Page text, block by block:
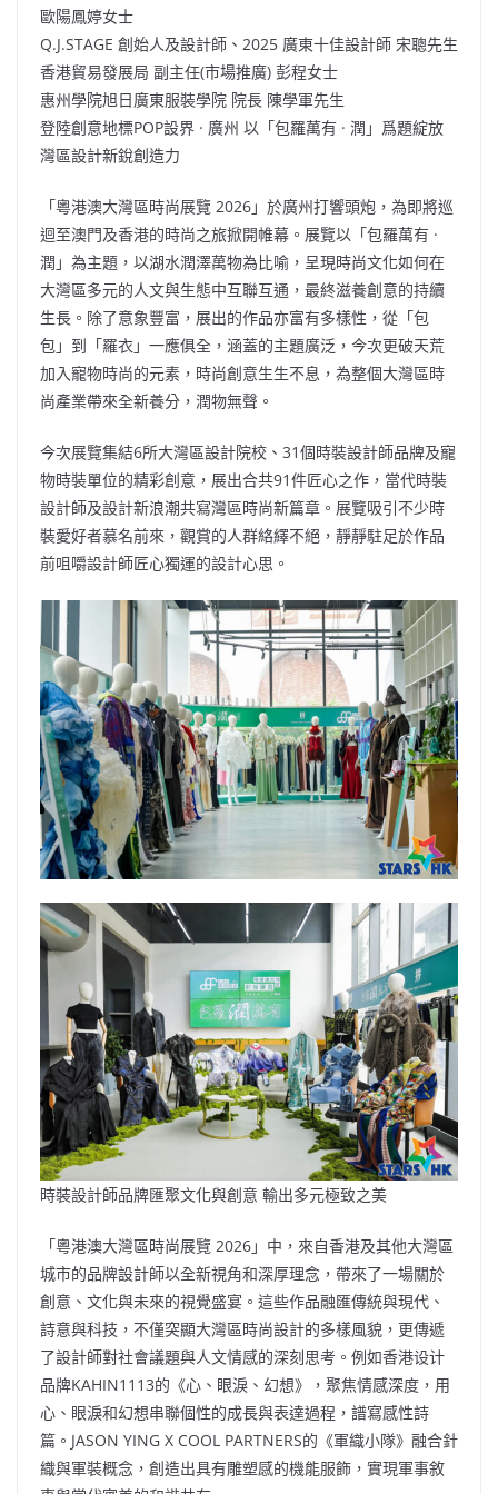
歐陽鳳婷女士
Q.J.STAGE 創始人及設計師、2025 廣東十佳設計師 宋聰先生
香港貿易發展局 副主任(市場推廣) 彭程女士
惠州學院旭日廣東服裝學院 院長 陳學軍先生
登陸創意地標POP設界 · 廣州 以「包羅萬有 · 潤」爲題綻放
灣區設計新銳創造力
「粵港澳大灣區時尚展覽 2026」於廣州打響頭炮，為即將巡
迴至澳門及香港的時尚之旅掀開帷幕。展覽以「包羅萬有 ·
潤」為主題，以湖水潤澤萬物為比喻，呈現時尚文化如何在
大灣區多元的人文與生態中互聯互通，最終滋養創意的持續
生長。除了意象豐富，展出的作品亦富有多樣性，從「包
包」到「羅衣」一應俱全，涵蓋的主題廣泛，今次更破天荒
加入寵物時尚的元素，時尚創意生生不息，為整個大灣區時
尚產業帶來全新養分，潤物無聲。
今次展覽集結6所大灣區設計院校、31個時裝設計師品牌及寵
物時裝單位的精彩創意，展出合共91件匠心之作，當代時裝
設計師及設計新浪潮共寫灣區時尚新篇章。展覽吸引不少時
裝愛好者慕名前來，觀賞的人群絡繹不絕，靜靜駐足於作品
前咀嚼設計師匠心獨運的設計心思。
時裝設計師品牌匯聚文化與創意 輸出多元極致之美
「粵港澳大灣區時尚展覽 2026」中，來自香港及其他大灣區
城市的品牌設計師以全新視角和深厚理念，帶來了一場關於
創意、文化與未來的視覺盛宴。這些作品融匯傳統與現代、
詩意與科技，不僅突顯大灣區時尚設計的多樣風貌，更傳遞
了設計師對社會議題與人文情感的深刻思考。例如香港设计
品牌KAHIN1113的《心、眼淚、幻想》，聚焦情感深度，用
心、眼淚和幻想串聯個性的成長與表達過程，譜寫感性詩
篇。JASON YING X COOL PARTNERS的《軍織小隊》融合針
織與軍裝概念，創造出具有雕塑感的機能服飾，實現軍事敘